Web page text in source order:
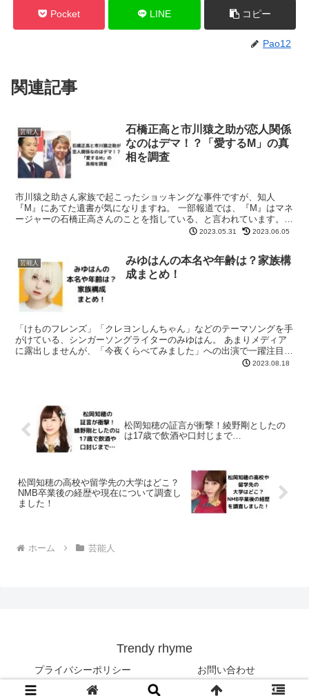
Pocket LINE コピー
Pao12
関連記事
芸能人
石橋正高と市川猿之助が恋人関係
なのはデマ！？「愛するM」の真
相を調査
市川猿之助さん家族で起こったショッキングな事件ですが、知人
『M』にあてた遺書が気になりますね。 一部報道では、『M』はマネ
ージャーの石橋正高さんのことを指している、と言われています。
今回は、石橋正高さんと市川猿之助さんの関係について、調査...
2023.05.31 2023.06.05
芸能人
みゆはんの本名や年齢は？家族構
成まとめ！
「けものフレンズ」「クレヨンしんちゃん」などのテーマソングを手
がけている、シンガーソングライターのみゆはん。 あまりメディア
に露出しませんが、「今夜くらべてみました」への出演で一躍注目を
集めましたね！ 自称「コミュ障シンガーソングライター」...2023.08.18
松岡知穂の証言が衝撃！綾野剛としたの
は17歳で飲酒や口封じまで…
松岡知穂の高校や留学先の大学はどこ？
NMB卒業後の経歴や現在について調査し
ました！
ホーム 芸能人
Trendy rhyme
プライバシーポリシー お問い合わせ
© 2020 Trendy rhyme.